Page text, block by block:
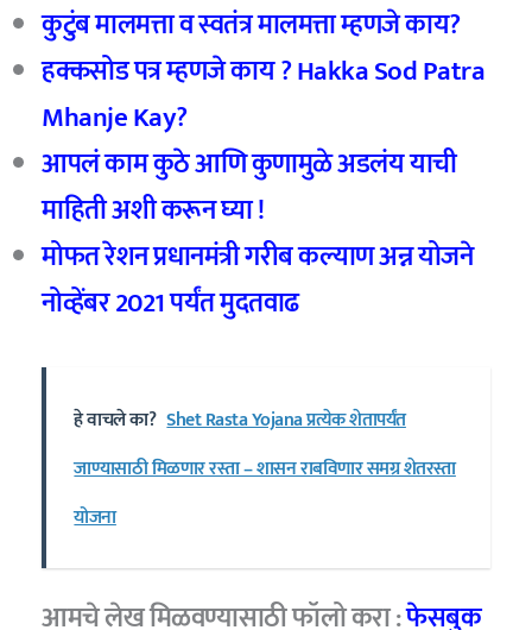
कुटुंब मालमत्ता व स्वतंत्र मालमत्ता म्हणजे काय?
हक्कसोड पत्र म्हणजे काय ? Hakka Sod Patra
Mhanje Kay?
आपलं काम कुठे आणि कुणामुळे अडलंय याची
माहिती अशी करून घ्या !
मोफत रेशन प्रधानमंत्री गरीब कल्याण अन्न योजने
नोव्हेंबर 2021 पर्यंत मुदतवाढ
हे वाचले का? Shet Rasta Yojana प्रत्येक शेतापर्यंत
जाण्यासाठी मिळणार रस्ता – शासन राबविणार समग्र शेतरस्ता
योजना
आमचे लेख मिळवण्यासाठी फॉलो करा :फेसबुक